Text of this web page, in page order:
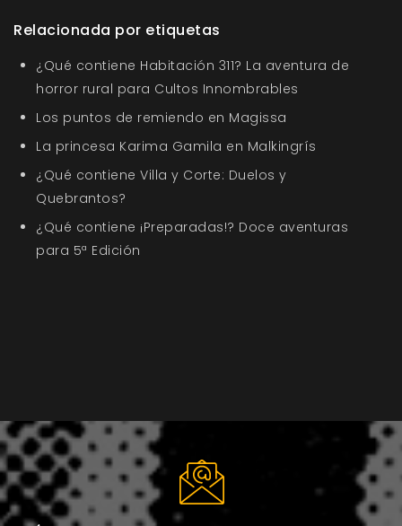
Relacionada por etiquetas
¿Qué contiene Habitación 311? La aventura de
horror rural para Cultos Innombrables
Los puntos de remiendo en Magissa
La princesa Karima Gamila en Malkingrís
¿Qué contiene Villa y Corte: Duelos y
Quebrantos?
¿Qué contiene ¡Preparadas!? Doce aventuras
para 5ª Edición